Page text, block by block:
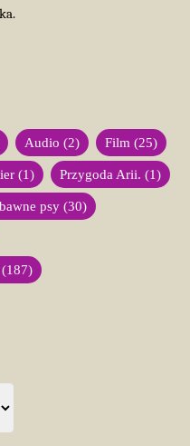
Audio (2) Film (25)
(1) Przygoda Arii. (1)
psy (30)
(187)